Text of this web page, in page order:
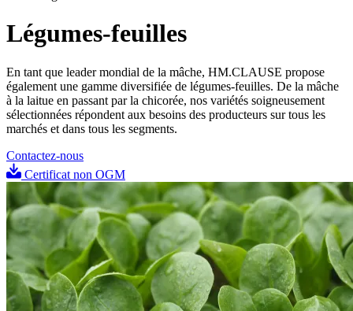
Légumes-feuilles
En tant que leader mondial de la mâche, HM.CLAUSE propose
également une gamme diversifiée de légumes-feuilles. De la mâche
à la laitue en passant par la chicorée, nos variétés soigneusement
sélectionnées répondent aux besoins des producteurs sur tous les
marchés et dans tous les segments.
Contactez-nous
Certificat non OGM